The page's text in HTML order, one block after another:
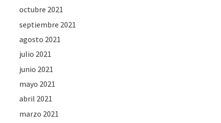
octubre 2021
septiembre 2021
agosto 2021
julio 2021
junio 2021
mayo 2021
abril 2021
marzo 2021